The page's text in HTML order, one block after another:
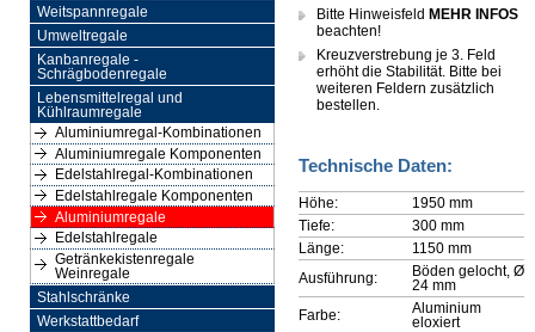
Weitspannregale
Umweltregale
Kanbanregale -
Schrägbodenregale
Lebensmittelregal und
Kühlraumregale
Aluminiumregal-Kombinationen
Aluminiumregale Komponenten
Edelstahlregal-Kombinationen
Edelstahlregale Komponenten
Aluminiumregale
Edelstahlregale
Getränkekistenregale
Weinregale
Stahlschränke
Werkstattbedarf
Bitte Hinweisfeld MEHR INFOS
beachten!
Kreuzverstrebung je 3. Feld
erhöht die Stabilität. Bitte bei
weiteren Feldern zusätzlich
bestellen.
Technische Daten:
Höhe:
1950 mm
Tiefe:
300 mm
Länge:
1150 mm
Ausführung:
Böden gelocht, Ø
24 mm
Farbe:
Aluminium
eloxiert